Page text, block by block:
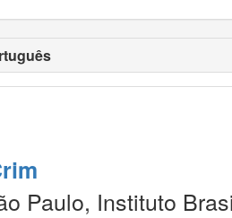
Paulo, Instituto